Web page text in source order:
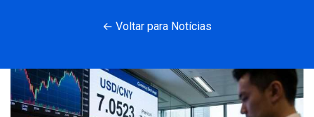
← Voltar para Notícias